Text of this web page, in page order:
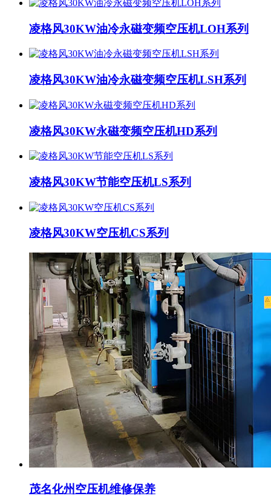
凌格风30KW油冷永磁变频空压机LOH系列
凌格风30KW油冷永磁变频空压机LSH系列
凌格风30KW永磁变频空压机HD系列
凌格风30KW节能空压机LS系列
凌格风30KW空压机CS系列
茂名化州空压机维修保养